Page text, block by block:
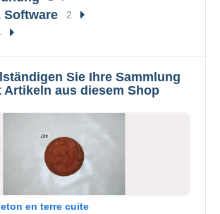
Software 2
Sie Ihre Sammlung
Artikeln aus diesem Shop
en terre cuite